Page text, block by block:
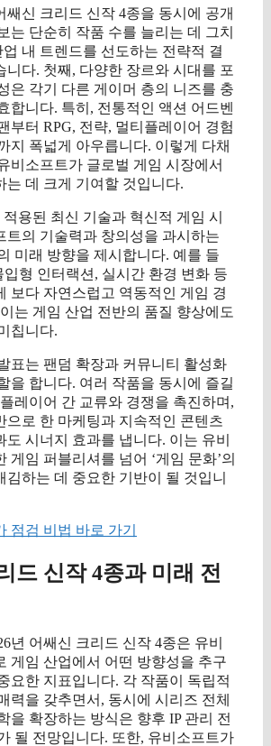
쌔신 크리드 신작 4종을 동시에 공개
는 단순히 작품 수를 늘리는 데 그치
내 트렌드를 선도하는 전략적 결
니다. 첫째, 다양한 장르와 시대를 포
은 각기 다른 게이머 층의 니즈를 충
합니다. 특히, 전통적인 액션 어드벤
부터 RPG, 전략, 멀티플레이어 경험
지 폭넓게 아우릅니다. 이렇게 다채
비소프트가 글로벌 게임 시장에서
는 데 크게 기여할 것입니다.
용된 최신 기술과 혁신적 게임 시
트의 기술력과 창의성을 과시하는
미래 방향을 제시합니다. 예를 들
형 인터랙션, 실시간 환경 변화 등
보다 자연스럽고 역동적인 게임 경
는 게임 산업 전반의 품질 향상에도
칩니다.
표는 팬덤 확장과 커뮤니티 활성화
을 합니다. 여러 작품을 동시에 즐길
레이어 간 교류와 경쟁을 촉진하며,
으로 한 마케팅과 지속적인 콘텐츠
도 시너지 효과를 냅니다. 이는 유비
게임 퍼블리셔를 넘어 ‘게임 문화’의
김하는 데 중요한 기반이 될 것입니
점검 비법 바로 가기
드 신작 4종과 미래 전
년 어쌔신 크리드 신작 4종은 유비
게임 산업에서 어떤 방향성을 추구
요한 지표입니다. 각 작품이 독립적
력을 갖추면서, 동시에 시리즈 전체
을 확장하는 방식은 향후 IP 관리 전
될 전망입니다. 또한, 유비소프트가